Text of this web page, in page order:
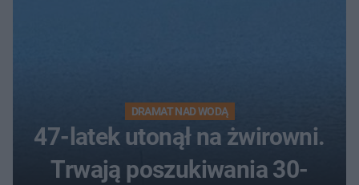
DRAMAT NAD WODĄ
47-latek utonął na żwirowni.
Trwają poszukiwania 30-